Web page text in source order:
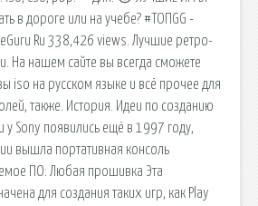
в дороге или на учебе? #ТОПGG -
Ru 338,426 views. Лучшие ретро-
На нашем сайте вы всегда сможете
iso на русском языке и всё прочее для
также. История. Идеи по созданию
у Sony появились ещё в 1997 году,
вышла портативная консоль
ПО: Любая прошивка Эта
для создания таких игр, как Play